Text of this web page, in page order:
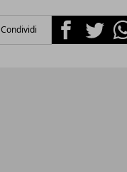
Condividi FacebookTwitter